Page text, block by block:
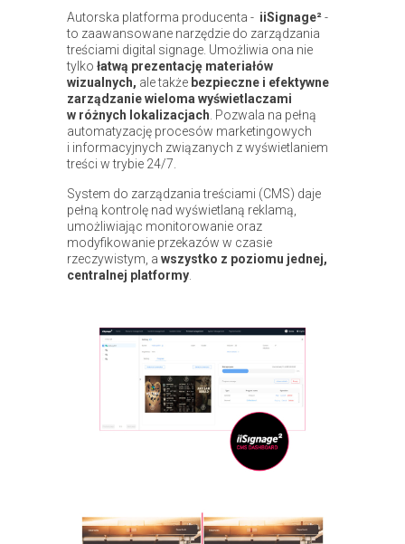
Autorska platforma producenta - iiSignage²-
to zaawansowane narzędzie do zarządzania
treściami digital signage. Umożliwia ona nie
tylko łatwą prezentację materiałów
wizualnych, ale także bezpieczne i efektywne
zarządzanie wieloma wyświetlaczami
w różnych lokalizacjach . Pozwala na pełną
automatyzację procesów marketingowych
i informacyjnych związanych z wyświetlaniem
treści w trybie 24/7.
System do zarządzania treściami (CMS) daje
pełną kontrolę nad wyświetlaną reklamą,
umożliwiając monitorowanie oraz
modyfikowanie przekazów w czasie
rzeczywistym, a wszystko z poziomu jednej,
centralnej platformy